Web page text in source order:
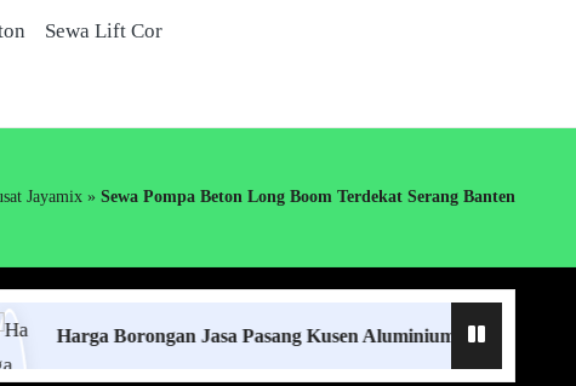
Sewa Lift Cor
Jayamix » Sewa Pompa Beton Long Boom Terdekat Serang Banten
Borongan Jasa Pasang Kusen Aluminium Lampung Terdekat